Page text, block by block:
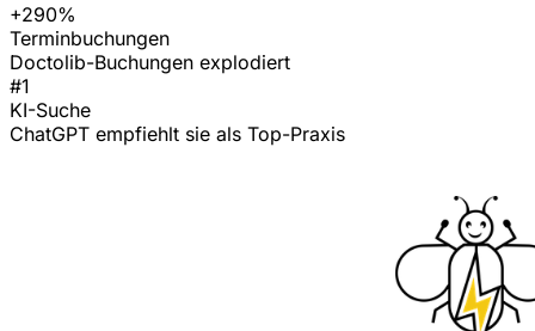
+290%
Terminbuchungen
Doctolib-Buchungen explodiert
#1
KI-Suche
ChatGPT empfiehlt sie als Top-Praxis